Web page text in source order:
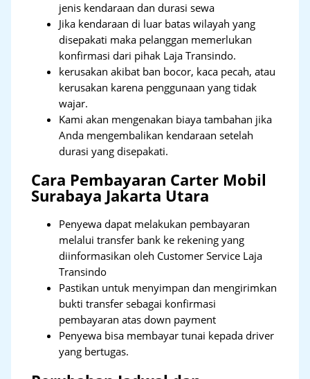
jenis kendaraan dan durasi sewa
Jika kendaraan di luar batas wilayah yang
disepakati maka pelanggan memerlukan
konfirmasi dari pihak Laja Transindo.
kerusakan akibat ban bocor, kaca pecah, atau
kerusakan karena penggunaan yang tidak
wajar.
Kami akan mengenakan biaya tambahan jika
Anda mengembalikan kendaraan setelah
durasi yang disepakati.
Cara Pembayaran Carter Mobil
Surabaya Jakarta Utara
Penyewa dapat melakukan pembayaran
melalui transfer bank ke rekening yang
diinformasikan oleh Customer Service Laja
Transindo
Pastikan untuk menyimpan dan mengirimkan
bukti transfer sebagai konfirmasi
pembayaran atas down payment
Penyewa bisa membayar tunai kepada driver
yang bertugas.